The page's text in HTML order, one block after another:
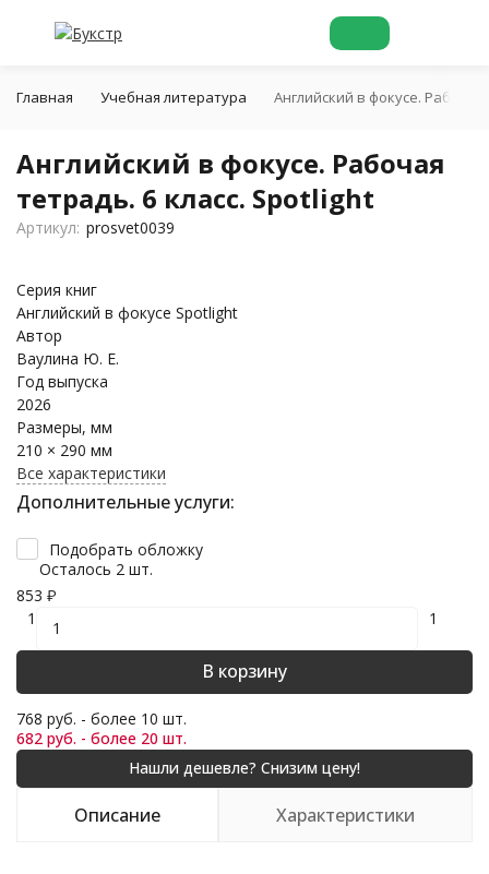
Главная Учебная литература Английский в фокусе.
Английский в фокусе. Рабочая
тетрадь. 6 класс. Spotlight
Артикул: prosvet0039
Серия книг
Английский в фокусе Spotlight
Автор
Ваулина Ю. Е.
Год выпуска
2026
Размеры, мм
210 × 290 мм
Все характеристики
Дополнительные услуги:
Подобрать обложку
Осталось 2 шт.
853 ₽
1
1
В корзину
768 руб. - более 10 шт.
682 руб. - более 20 шт.
Описание Характеристики